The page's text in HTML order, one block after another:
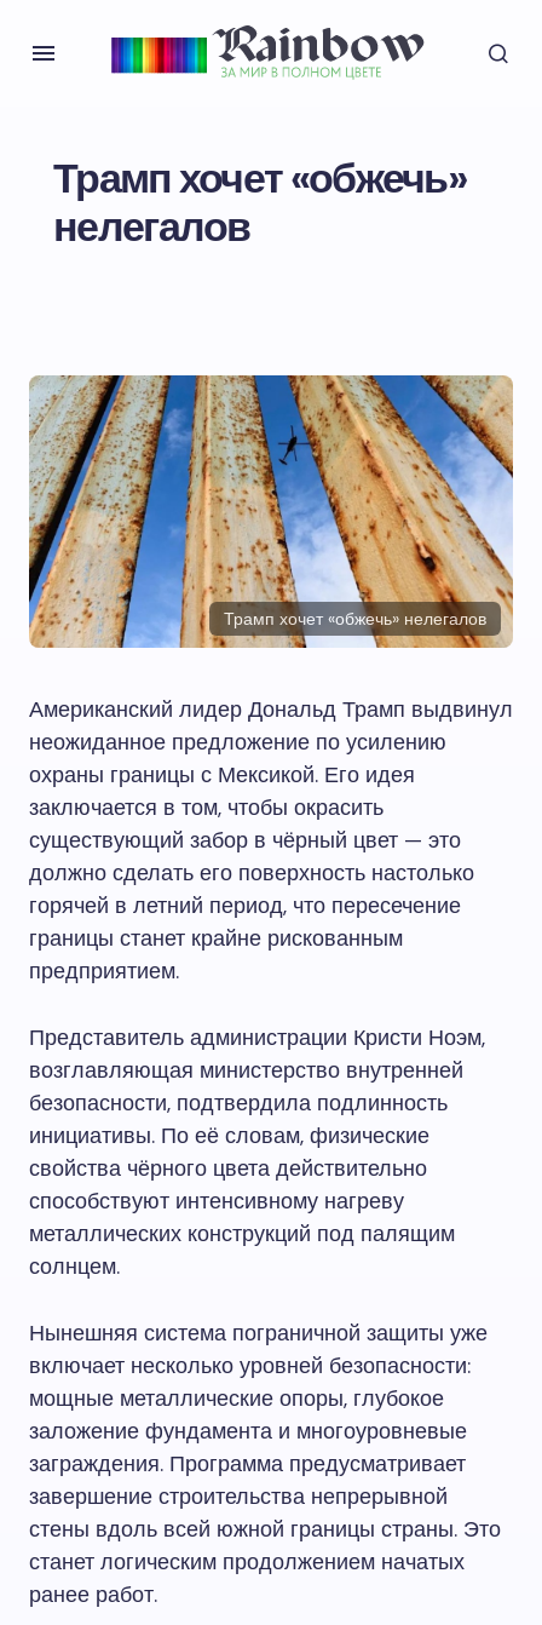
Трамп хочет «обжечь»
нелегалов
Трамп хочет «обжечь» нелегалов
Американский лидер Дональд Трамп выдвинул
неожиданное предложение по усилению
охраны границы с Мексикой. Его идея
заключается в том, чтобы окрасить
существующий забор в чёрный цвет — это
должно сделать его поверхность настолько
горячей в летний период, что пересечение
границы станет крайне рискованным
предприятием.
Представитель администрации Кристи Ноэм,
возглавляющая министерство внутренней
безопасности, подтвердила подлинность
инициативы. По её словам, физические
свойства чёрного цвета действительно
способствуют интенсивному нагреву
металлических конструкций под палящим
солнцем.
Нынешняя система пограничной защиты уже
включает несколько уровней безопасности:
мощные металлические опоры, глубокое
заложение фундамента и многоуровневые
заграждения. Программа предусматривает
завершение строительства непрерывной
стены вдоль всей южной границы страны. Это
станет логическим продолжением начатых
ранее работ.